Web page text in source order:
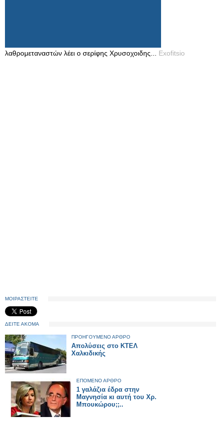
λαθρομεταναστών λέει ο σερίφης Χρυσοχοιδης... Exofitsio
ΜΟΙΡΑΣΤΕΙΤΕ
ΔΕΙΤΕ ΑΚΟΜΑ
ΠΡΟΗΓΟΥΜΕΝΟ ΑΡΘΡΟ
Απολύσεις στο ΚΤΕΛ
Χαλκιδικής
ΕΠΟΜΕΝΟ ΑΡΘΡΟ
1 γαλάζια έδρα στην
Μαγνησία κι αυτή του Χρ.
Μπουκώρου;;..